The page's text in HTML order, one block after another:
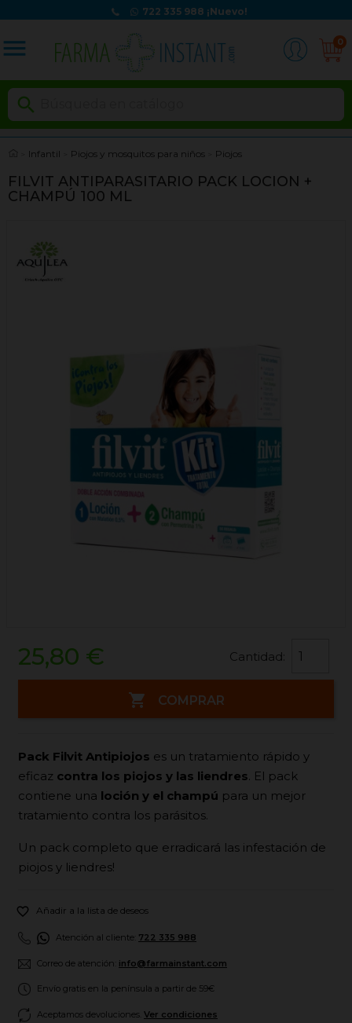
722 335 988 ¡Nuevo!
menu 0

Infantil Piojos y mosquitos para niños Piojos
FILVIT ANTIPARASITARIO PACK LOCION +
CHAMPÚ 100 ML
25,80 € Cantidad:
 COMPRAR
Pack Filvit Antipiojos es un tratamiento rápido y
eficaz contra los piojos y las liendres. El pack
contiene una loción y el champú para un mejor
tratamiento contra los parásitos.
Un pack completo que erradicará las infestación de
piojos y liendres!
 Añadir a la lista de deseos
Atención al cliente: 722 335 988
Correo de atención: info@farmainstant.com
Envío gratis en la península a partir de 59€
Aceptamos devoluciones. Ver condiciones